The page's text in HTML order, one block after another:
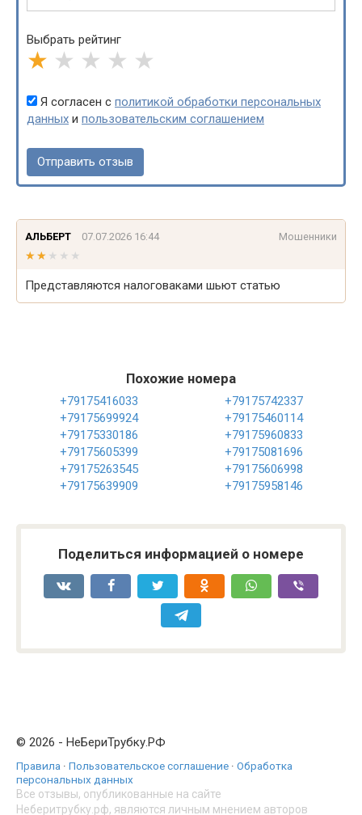
Выбрать рейтинг
★ ★ ★ ★ ★
Я согласен с политикой обработки персональных
данных и пользовательским соглашением
АЛЬБЕРТ 07.07.2026 16:44 Мошенники
★★★★★
★★★★★
Представляются налоговаками шьют статью
Похожие номера
+79175416033
+79175742337
+79175699924
+79175460114
+79175330186
+79175960833
+79175605399
+79175081696
+79175263545
+79175606998
+79175639909
+79175958146
Поделиться информацией о номере
© 2026 - НеБериТрубку.РФ
Правила · Пользовательское соглашение · Обработка
персональных данных
Все отзывы, опубликованные на сайте
Неберитрубку.рф, являются личным мнением авторов